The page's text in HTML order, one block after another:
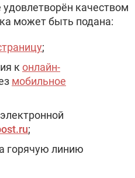
качеством
может быть подана:
;
к онлайн-
мобильное
;
горячую линию